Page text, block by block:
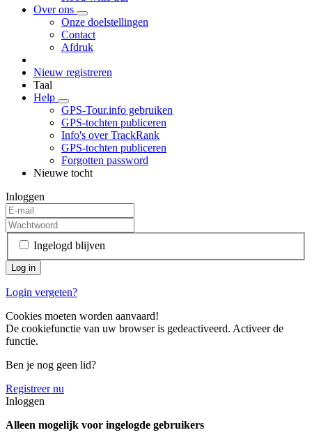
Over ons
Onze doelstellingen
Contact
Afdruk
Nieuw registreren
Taal
Help
GPS-Tour.info gebruiken
GPS-tochten publiceren
Info's over TrackRank
GPS-tochten publiceren
Forgotten password
Nieuwe tocht
Inloggen
Ingelogd blijven
Login vergeten?
Cookies moeten worden aanvaard!
De cookiefunctie van uw browser is gedeactiveerd. Activeer de
functie.
Ben je nog geen lid?
Registreer nu
Inloggen
Alleen mogelijk voor ingelogde gebruikers